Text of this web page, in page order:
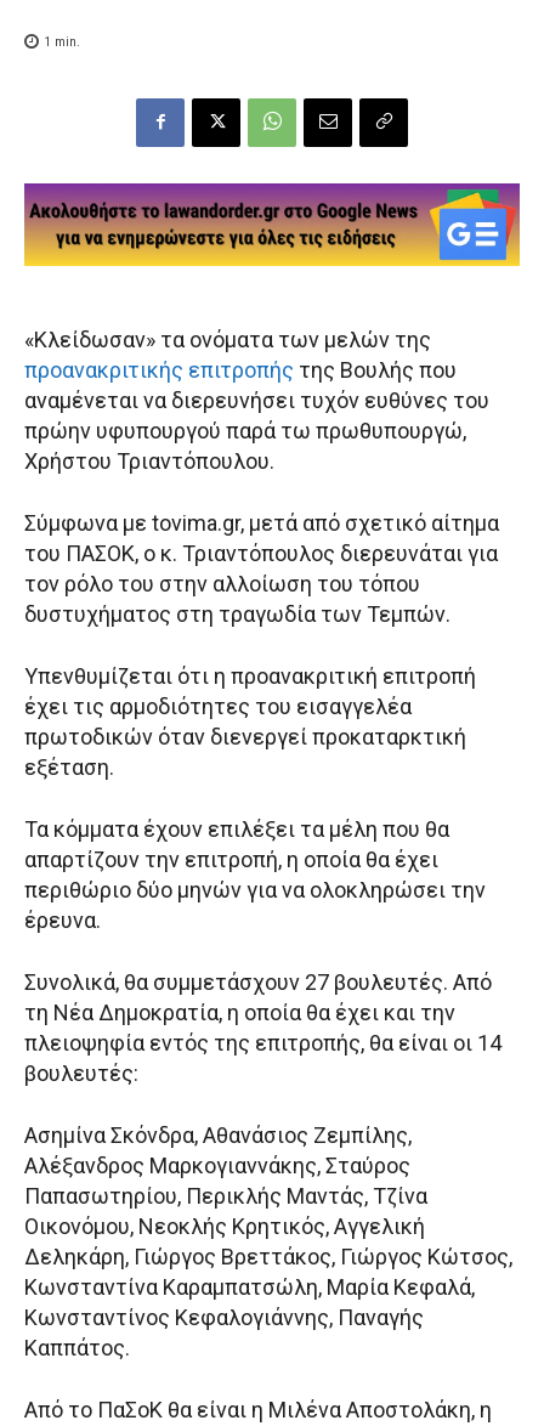
1 min.
«Κλείδωσαν» τα ονόματα των μελών της
προανακριτικής επιτροπής της Βουλής που
αναμένεται να διερευνήσει τυχόν ευθύνες του
πρώην υφυπουργού παρά τω πρωθυπουργώ,
Χρήστου Τριαντόπουλου.
Σύμφωνα με tovima.gr, μετά από σχετικό αίτημα
του ΠΑΣΟΚ, ο κ. Τριαντόπουλος διερευνάται για
τον ρόλο του στην αλλοίωση του τόπου
δυστυχήματος στη τραγωδία των Τεμπών.
Υπενθυμίζεται ότι η προανακριτική επιτροπή
έχει τις αρμοδιότητες του εισαγγελέα
πρωτοδικών όταν διενεργεί προκαταρκτική
εξέταση.
Τα κόμματα έχουν επιλέξει τα μέλη που θα
απαρτίζουν την επιτροπή, η οποία θα έχει
περιθώριο δύο μηνών για να ολοκληρώσει την
έρευνα.
Συνολικά, θα συμμετάσχουν 27 βουλευτές. Από
τη Νέα Δημοκρατία, η οποία θα έχει και την
πλειοψηφία εντός της επιτροπής, θα είναι οι 14
βουλευτές:
Ασημίνα Σκόνδρα, Αθανάσιος Ζεμπίλης,
Αλέξανδρος Μαρκογιαννάκης, Σταύρος
Παπασωτηρίου, Περικλής Μαντάς, Τζίνα
Οικονόμου, Νεοκλής Κρητικός, Αγγελική
Δεληκάρη, Γιώργος Βρεττάκος, Γιώργος Κώτσος,
Κωνσταντίνα Καραμπατσώλη, Μαρία Κεφαλά,
Κωνσταντίνος Κεφαλογιάννης, Παναγής
Καππάτος.
Από το ΠαΣοΚ θα είναι η Μιλένα Αποστολάκη, η